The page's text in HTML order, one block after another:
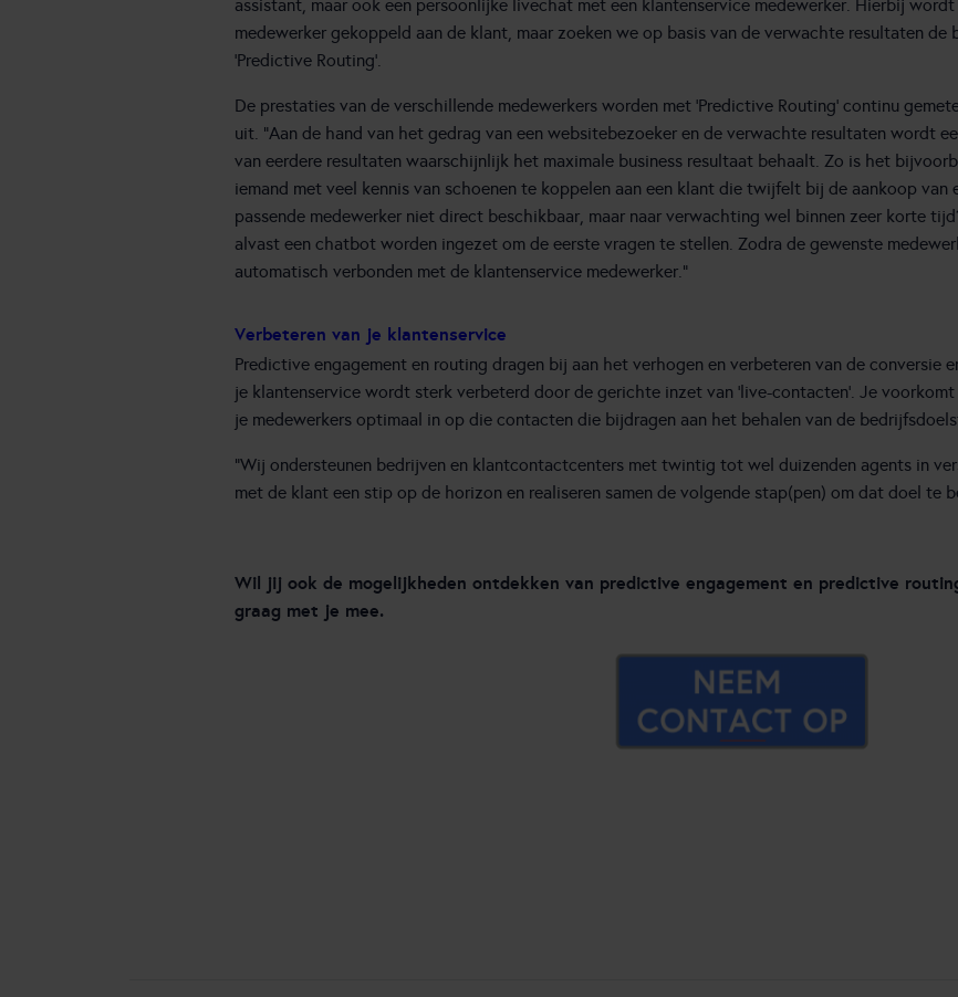
assistant, maar ook een persoonlijke livechat met een klantenservice medewerker. Hierbij
medewerker gekoppeld aan de klant, maar zoeken we op basis van de verwachte resultaten de
‘Predictive Routing’.
De prestaties van de verschillende medewerkers worden met ‘Predictive Routing’ continu
uit. “Aan de hand van het gedrag van een websitebezoeker en de verwachte resultaten wordt
van eerdere resultaten waarschijnlijk het maximale business resultaat behaalt. Zo is het
iemand met veel kennis van schoenen te koppelen aan een klant die twijfelt bij de aankoop van
passende medewerker niet direct beschikbaar, maar naar verwachting wel binnen zeer korte
alvast een chatbot worden ingezet om de eerste vragen te stellen. Zodra de gewenste
automatisch verbonden met de klantenservice medewerker.”
Verbeteren van je klantenservice
Predictive engagement en routing dragen bij aan het verhogen en verbeteren van de conversie
je klantenservice wordt sterk verbeterd door de gerichte inzet van ‘live-contacten’. Je
je medewerkers optimaal in op die contacten die bijdragen aan het behalen van de
“Wij ondersteunen bedrijven en klantcontactcenters met twintig tot wel duizenden agents in
met de klant een stip op de horizon en realiseren samen de volgende stap(pen) om dat doel te
Wil jij ook de mogelijkheden ontdekken van predictive engagement en predictive
graag met je mee.